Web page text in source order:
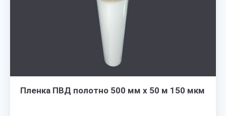
Пленка ПВД полотно 500 мм х 50 м 150 мкм